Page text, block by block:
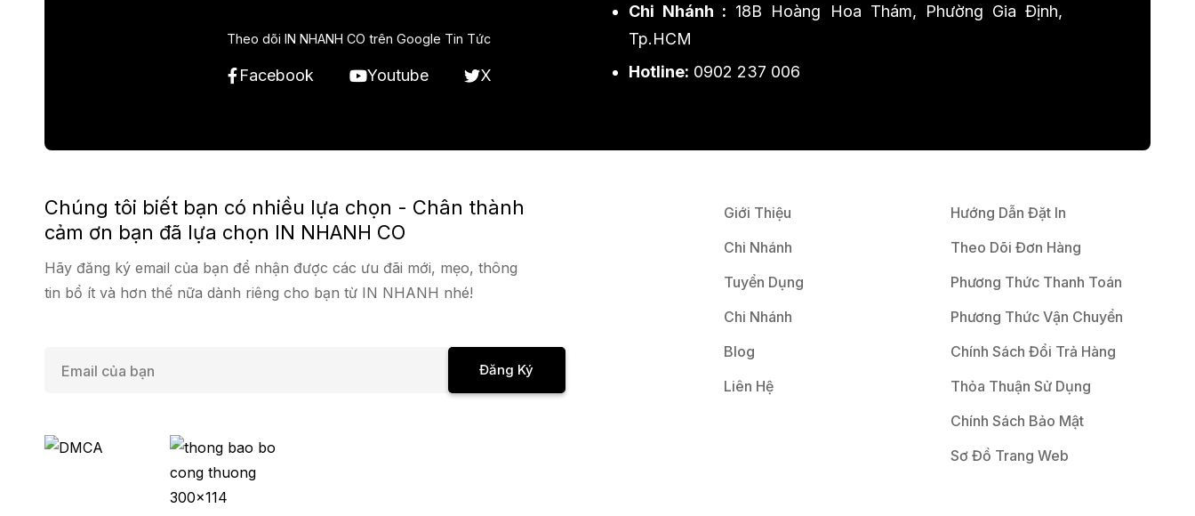
Theo dõi IN NHANH CO trên Google Tin Tức
Facebook Youtube X
Chi Nhánh : 18B Hoàng Hoa Thám, Phường Gia Định,
Tp.HCM
Hotline: 0902 237 006
Chúng tôi biết bạn có nhiều lựa chọn - Chân thành
cảm ơn bạn đã lựa chọn IN NHANH CO
Hãy đăng ký email của bạn để nhận được các ưu đãi mới, mẹo, thông
tin bổ ít và hơn thế nữa dành riêng cho bạn từ IN NHANH nhé!
i
Đăng Ký
Giới Thiệu
Chi Nhánh
Tuyển Dụng
Chi Nhánh
Blog
Liên Hệ
Hướng Dẫn Đặt In
Theo Dõi Đơn Hàng
Phương Thức Thanh Toán
Phương Thức Vận Chuyển
Chính Sách Đổi Trả Hàng
Thỏa Thuận Sử Dụng
Chính Sách Bảo Mật
Sơ Đồ Trang Web